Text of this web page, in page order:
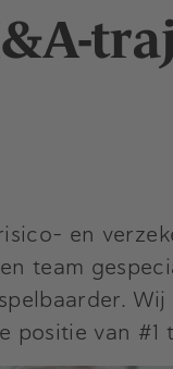
en
team
positie van #1